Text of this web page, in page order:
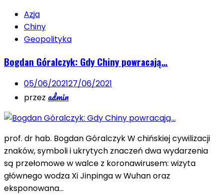
Azja
Chiny
Geopolityka
Bogdan Góralczyk: Gdy Chiny powracają…
05/06/202127/06/2021
przez admin
prof. dr hab. Bogdan Góralczyk W chińskiej cywilizacji
znaków, symboli i ukrytych znaczeń dwa wydarzenia
są przełomowe w walce z koronawirusem: wizyta
głównego wodza Xi Jinpinga w Wuhan oraz
eksponowana…